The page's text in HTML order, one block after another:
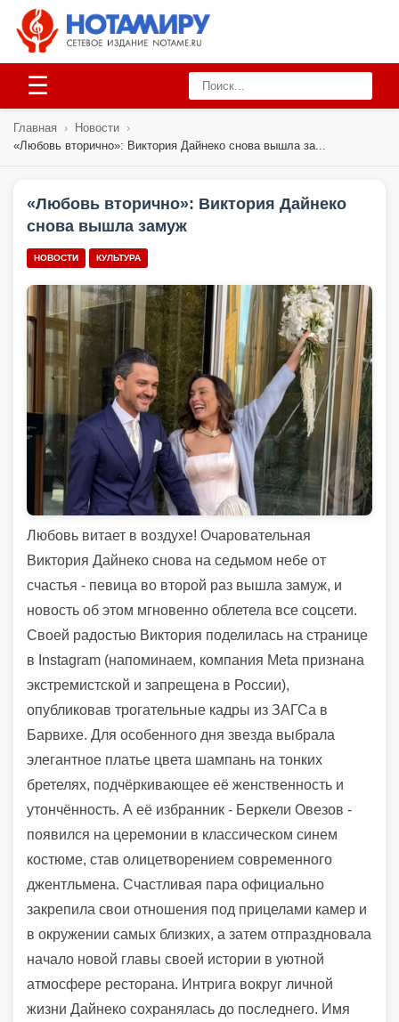
☰
Главная › Новости ›
«Любовь вторично»: Виктория Дайнеко снова вышла за...
«Любовь вторично»: Виктория Дайнеко
снова вышла замуж
НОВОСТИ КУЛЬТУРА
Любовь витает в воздухе! Очаровательная
Виктория Дайнеко снова на седьмом небе от
счастья - певица во второй раз вышла замуж, и
новость об этом мгновенно облетела все соцсети.
Своей радостью Виктория поделилась на странице
в Instagram (напоминаем, компания Meta признана
экстремистской и запрещена в России),
опубликовав трогательные кадры из ЗАГСа в
Барвихе. Для особенного дня звезда выбрала
элегантное платье цвета шампань на тонких
бретелях, подчёркивающее её женственность и
утончённость. А её избранник - Беркели Овезов -
появился на церемонии в классическом синем
костюме, став олицетворением современного
джентльмена. Счастливая пара официально
закрепила свои отношения под прицелами камер и
в окружении самых близких, а затем отпраздновала
начало новой главы своей истории в уютной
атмосфере ресторана. Интрига вокруг личной
жизни Дайнеко сохранялась до последнего. Имя